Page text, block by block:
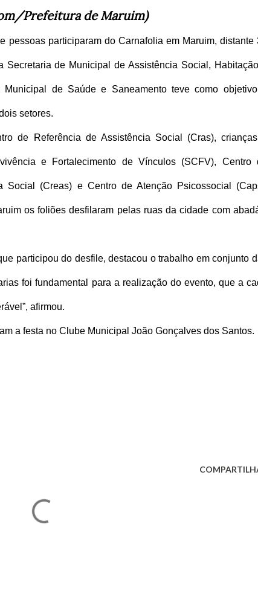
Prefeitura de Maruim)
pessoas participaram do Carnafolia em Maruim, distante
Secretaria de Municipal de Assistência Social,
de Saúde e Saneamento teve como
setores.
de Referência de Assistência Social (Cras),
e Fortalecimento de Vínculos (SCFV), Centro
Social (Creas) e Centro de Atenção Psicossocial
os foliões desfilaram pelas ruas da cidade com
participou do desfile, destacou o trabalho em conjunto
foi fundamental para a realização do evento, que a
afirmou.
a festa no Clube Municipal João Gonçalves dos Santos.